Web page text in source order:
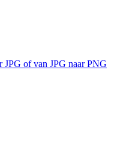
JPG of van JPG naar PNG